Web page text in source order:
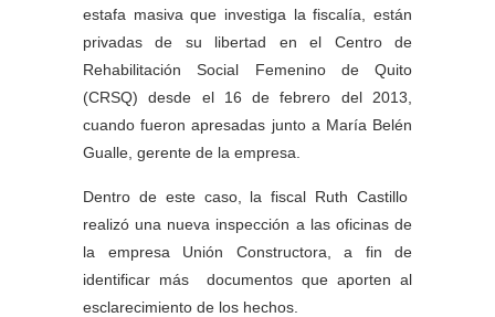
estafa masiva que investiga la fiscalía, están
privadas de su libertad en el Centro de
Rehabilitación Social Femenino de Quito
(CRSQ) desde el 16 de febrero del 2013,
cuando fueron apresadas junto a María Belén
Gualle, gerente de la empresa.
Dentro de este caso, la fiscal Ruth Castillo
realizó una nueva inspección a las oficinas de
la empresa Unión Constructora, a fin de
identificar más documentos que aporten al
esclarecimiento de los hechos.